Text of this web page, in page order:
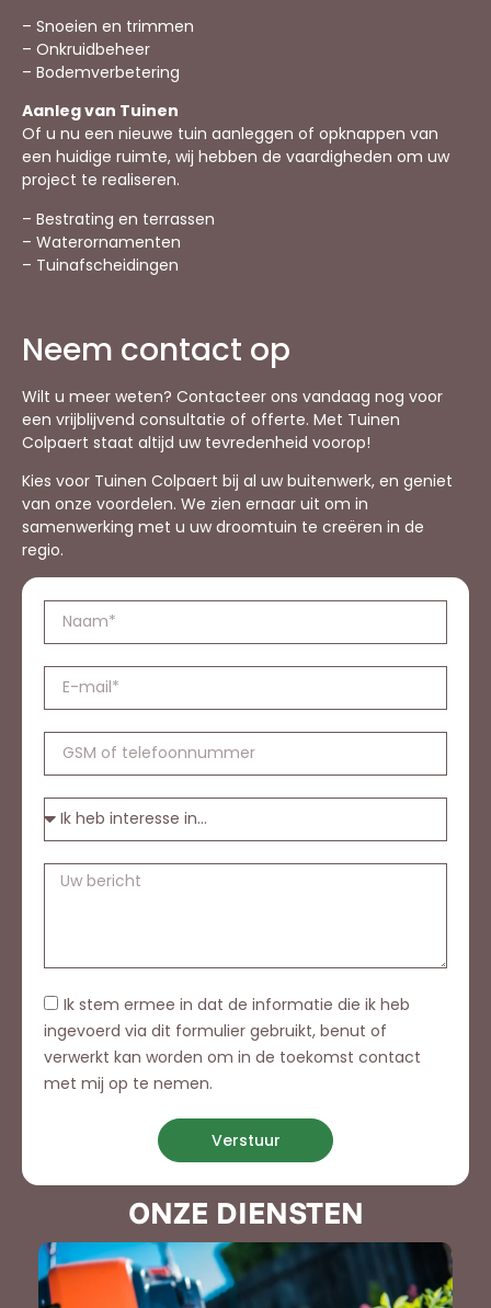
– Snoeien en trimmen
– Onkruidbeheer
– Bodemverbetering
Aanleg van Tuinen
Of u nu een nieuwe tuin aanleggen of opknappen van
een huidige ruimte, wij hebben de vaardigheden om uw
project te realiseren.
– Bestrating en terrassen
– Waterornamenten
– Tuinafscheidingen
Neem contact op
Wilt u meer weten? Contacteer ons vandaag nog voor
een vrijblijvend consultatie of offerte. Met Tuinen
Colpaert staat altijd uw tevredenheid voorop!
Kies voor Tuinen Colpaert bij al uw buitenwerk, en geniet
van onze voordelen. We zien ernaar uit om in
samenwerking met u uw droomtuin te creëren in de
regio.
Ik stem ermee in dat de informatie die ik heb
ingevoerd via dit formulier gebruikt, benut of
verwerkt kan worden om in de toekomst contact
met mij op te nemen.
Verstuur
ONZE DIENSTEN